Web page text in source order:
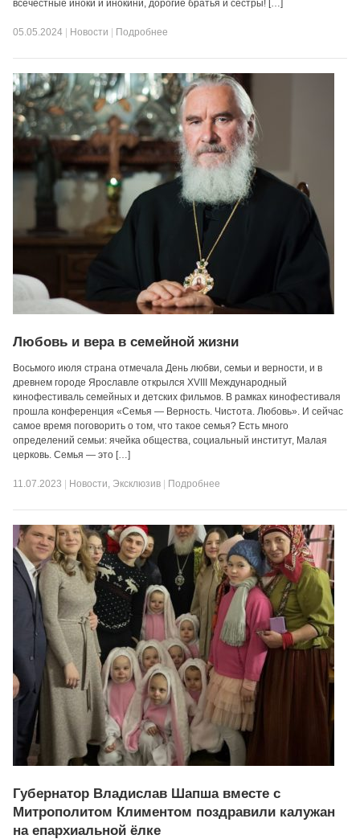
всечестные иноки и инокини, дорогие братья и сестры! […]
05.05.2024 Новости Подробнее
Любовь и вера в семейной жизни
Восьмого июля страна отмечала День любви, семьи и верности, и в
древнем городе Ярославле открылся XVIII Международный
кинофестиваль семейных и детских фильмов. В рамках кинофестиваля
прошла конференция «Семья — Верность. Чистота. Любовь». И сейчас
самое время поговорить о том, что такое семья? Есть много
определений семьи: ячейка общества, социальный институт, Малая
церковь. Семья — это […]
11.07.2023 Новости, Эксклюзив Подробнее
Губернатор Владислав Шапша вместе с
Митрополитом Климентом поздравили калужан
на епархиальной ёлке